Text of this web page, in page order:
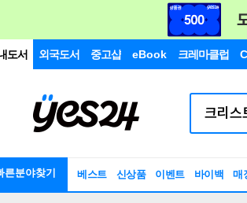
도서 외국도서 중고샵 eBook 크레마클럽
른분야찾기 베스트 신상품 이벤트 바이백 매